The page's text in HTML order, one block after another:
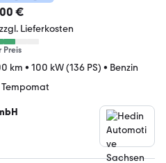
€
Lieferkosten
Preis
km • 100 kW (136 PS) • Benzin
Tempomat